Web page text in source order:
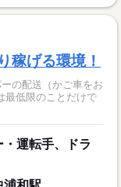
稼げる環境！
の配送（かご車をお
最低限のことだけで
運転手、ドラ